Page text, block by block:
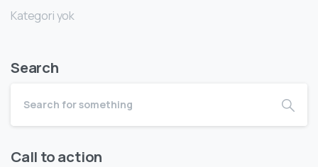
Kategori yok
Search
Call to action